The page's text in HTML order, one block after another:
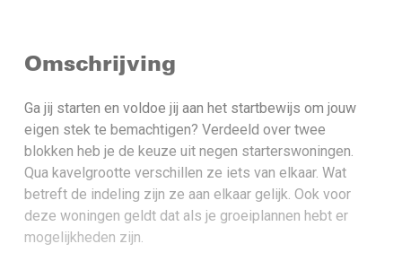
Omschrijving
Ga jij starten en voldoe jij aan het startbewijs om jouw
eigen stek te bemachtigen? Verdeeld over twee
blokken heb je de keuze uit negen starterswoningen.
Qua kavelgrootte verschillen ze iets van elkaar. Wat
betreft de indeling zijn ze aan elkaar gelijk. Ook voor
deze woningen geldt dat als je groeiplannen hebt er
mogelijkheden zijn.